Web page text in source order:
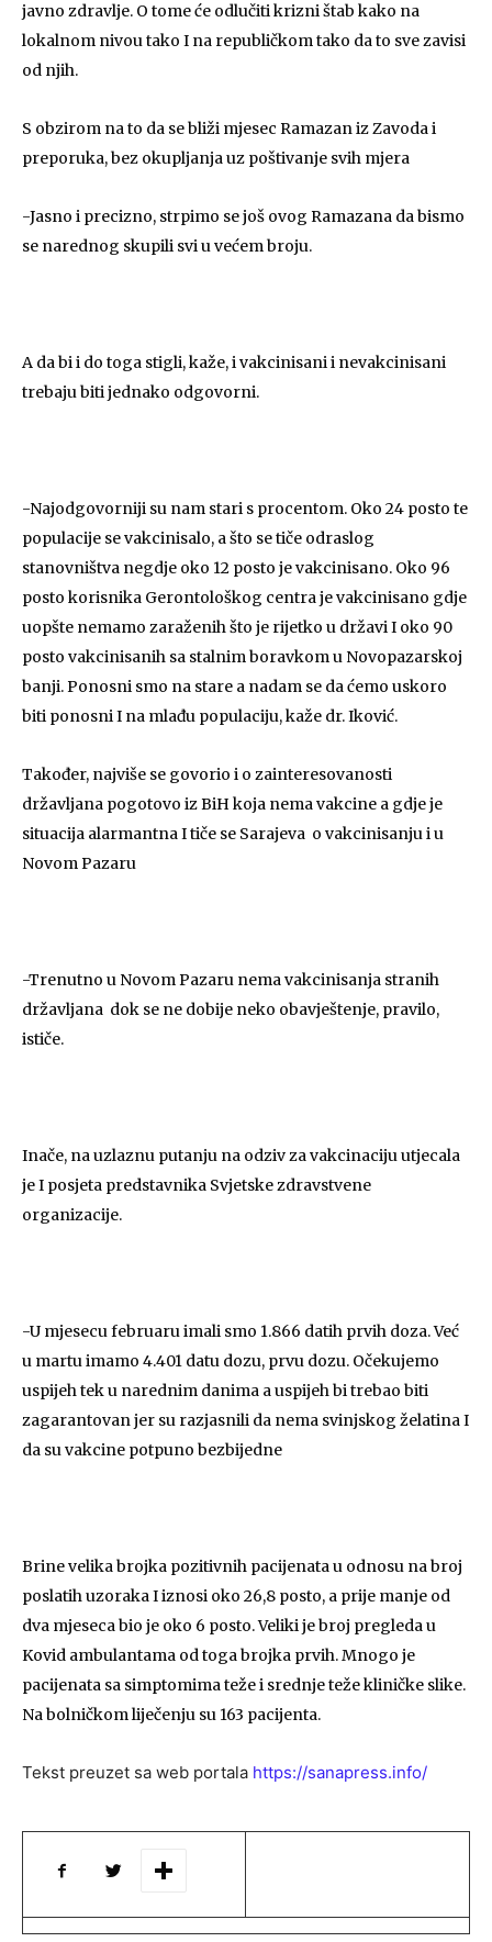
javno zdravlje. O tome će odlučiti krizni štab kako na
lokalnom nivou tako I na republičkom tako da to sve zavisi
od njih.
S obzirom na to da se bliži mjesec Ramazan iz Zavoda i
preporuka, bez okupljanja uz poštivanje svih mjera
-Jasno i precizno, strpimo se još ovog Ramazana da bismo
se narednog skupili svi u većem broju.
A da bi i do toga stigli, kaže, i vakcinisani i nevakcinisani
trebaju biti jednako odgovorni.
-Najodgovorniji su nam stari s procentom. Oko 24 posto te
populacije se vakcinisalo, a što se tiče odraslog
stanovništva negdje oko 12 posto je vakcinisano. Oko 96
posto korisnika Gerontološkog centra je vakcinisano gdje
uopšte nemamo zaraženih što je rijetko u državi I oko 90
posto vakcinisanih sa stalnim boravkom u Novopazarskoj
banji. Ponosni smo na stare a nadam se da ćemo uskoro
biti ponosni I na mlađu populaciju, kaže dr. Iković.
Također, najviše se govorio i o zainteresovanosti
državljana pogotovo iz BiH koja nema vakcine a gdje je
situacija alarmantna I tiče se Sarajeva o vakcinisanju i u
Novom Pazaru
-Trenutno u Novom Pazaru nema vakcinisanja stranih
državljana dok se ne dobije neko obavještenje, pravilo,
ističe.
Inače, na uzlaznu putanju na odziv za vakcinaciju utjecala
je I posjeta predstavnika Svjetske zdravstvene
organizacije.
-U mjesecu februaru imali smo 1.866 datih prvih doza. Već
u martu imamo 4.401 datu dozu, prvu dozu. Očekujemo
uspijeh tek u narednim danima a uspijeh bi trebao biti
zagarantovan jer su razjasnili da nema svinjskog želatina I
da su vakcine potpuno bezbijedne
Brine velika brojka pozitivnih pacijenata u odnosu na broj
poslatih uzoraka I iznosi oko 26,8 posto, a prije manje od
dva mjeseca bio je oko 6 posto. Veliki je broj pregleda u
Kovid ambulantama od toga brojka prvih. Mnogo je
pacijenata sa simptomima teže i srednje teže kliničke slike.
Na bolničkom liječenju su 163 pacijenta.
Tekst preuzet sa web portala https://sanapress.info/